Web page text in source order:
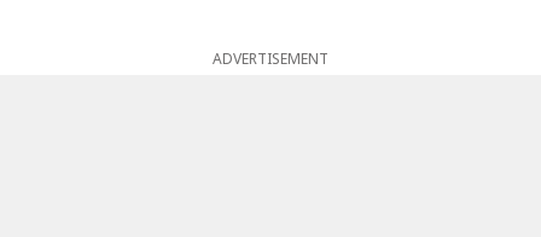
ADVERTISEMENT